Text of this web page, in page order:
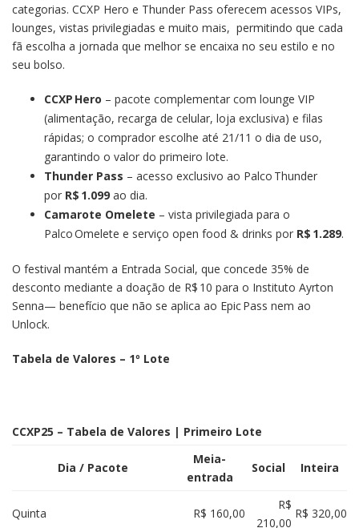
categorias. CCXP Hero e Thunder Pass oferecem acessos VIPs,
lounges, vistas privilegiadas e muito mais, permitindo que cada
fã escolha a jornada que melhor se encaixa no seu estilo e no
seu bolso.
CCXP Hero – pacote complementar com lounge VIP
(alimentação, recarga de celular, loja exclusiva) e filas
rápidas; o comprador escolhe até 21/11 o dia de uso,
garantindo o valor do primeiro lote.
Thunder Pass – acesso exclusivo ao Palco Thunder
por R$ 1.099 ao dia.
Camarote Omelete – vista privilegiada para o
Palco Omelete e serviço open food & drinks por R$ 1.289.
O festival mantém a Entrada Social, que concede 35% de
desconto mediante a doação de R$ 10 para o Instituto Ayrton
Senna— benefício que não se aplica ao Epic Pass nem ao
Unlock.
Tabela de Valores – 1º Lote
CCXP25 – Tabela de Valores | Primeiro Lote
Dia / Pacote
Meia-
entrada
Social Inteira
Quinta R$ 160,00
R$
210,00
R$ 320,00